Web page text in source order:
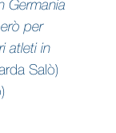
Germania
per
atleti in
Salò)